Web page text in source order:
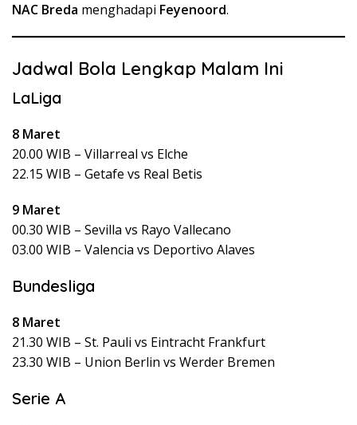
NAC Breda menghadapi Feyenoord.
Jadwal Bola Lengkap Malam Ini
LaLiga
8 Maret
20.00 WIB – Villarreal vs Elche
22.15 WIB – Getafe vs Real Betis
9 Maret
00.30 WIB – Sevilla vs Rayo Vallecano
03.00 WIB – Valencia vs Deportivo Alaves
Bundesliga
8 Maret
21.30 WIB – St. Pauli vs Eintracht Frankfurt
23.30 WIB – Union Berlin vs Werder Bremen
Serie A